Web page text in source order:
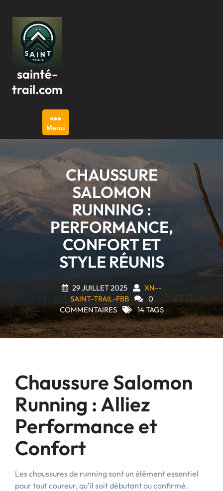
contenu
sainté-
trail.com
Menu
CHAUSSURE
SALOMON
RUNNING :
PERFORMANCE,
CONFORT ET
STYLE RÉUNIS
29 JUILLET 2025
XN--
SAINT-TRAIL-FBB
0
COMMENTAIRES
14 TAGS
Chaussure Salomon
Running : Alliez
Performance et
Confort
Les chaussures de running sont un élément essentiel
pour tout coureur, qu’il soit débutant ou confirmé.